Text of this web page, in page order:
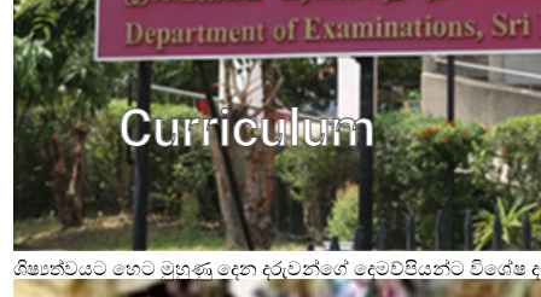
ශිෂ්‍යත්වයට හෙට මුහුණු දෙන දරුවන්ගේ දෙමව්පියන්ට විශේෂ